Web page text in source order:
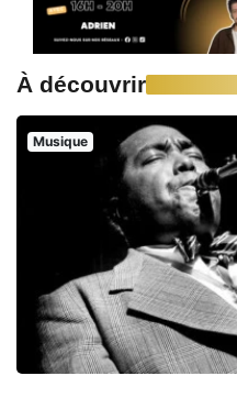
À découvrir
Musique